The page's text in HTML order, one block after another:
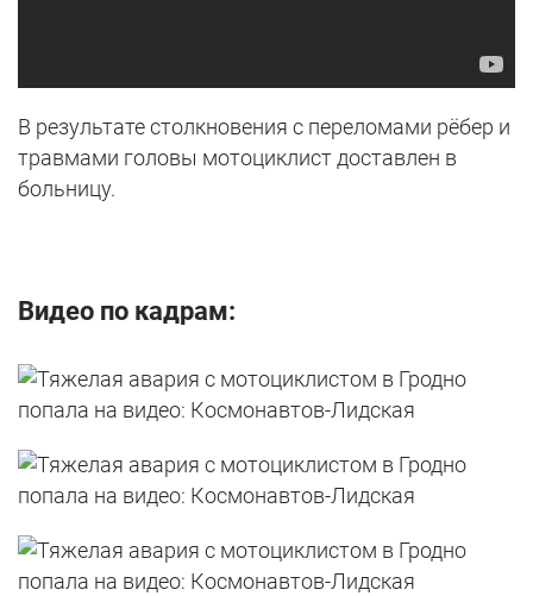
В результате столкновения с переломами рёбер и
травмами головы мотоциклист доставлен в
больницу.
Видео по кадрам: